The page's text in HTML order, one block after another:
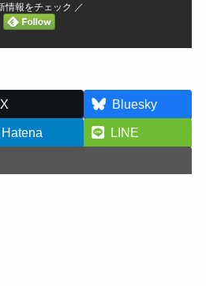
情報をチェック ／
X
Bluesky
Hatena
LINE